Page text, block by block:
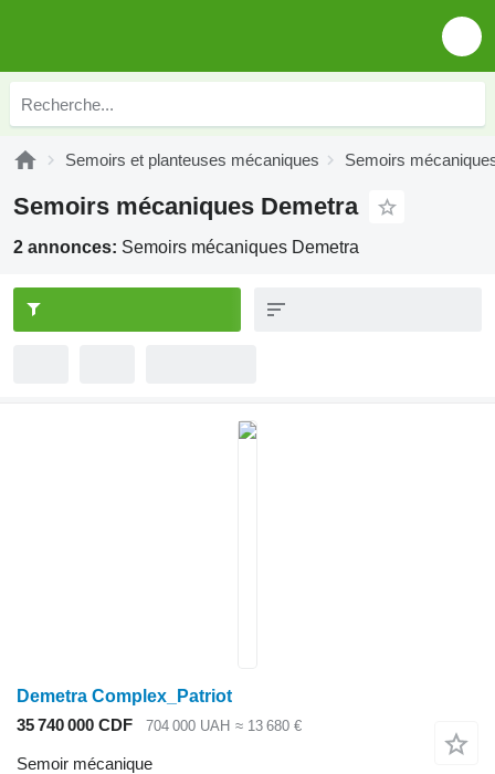
Semoirs et planteuses mécaniques Semoirs
Semoirs mécaniques Demetra
2 annonces: Semoirs mécaniques Demetra
Demetra Complex_Patriot
35 740 000 CDF
704 000 UAH ≈ 13 680 €
Semoir mécanique